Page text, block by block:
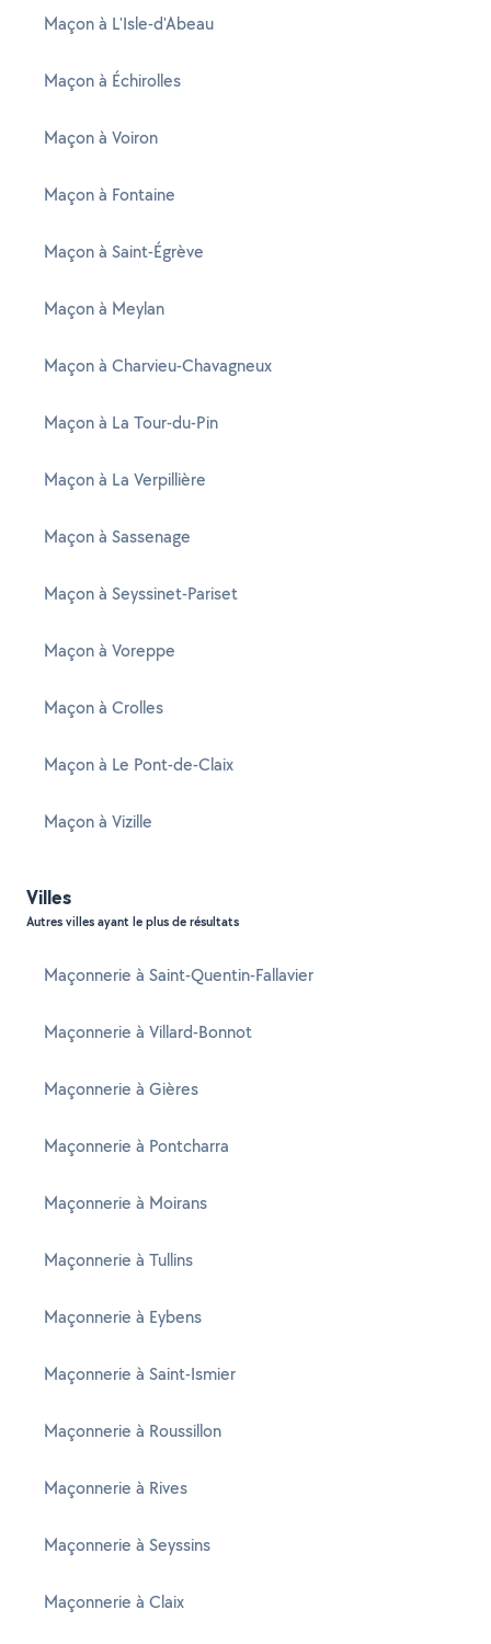
Maçon à L'Isle-d'Abeau
Maçon à Échirolles
Maçon à Voiron
Maçon à Fontaine
Maçon à Saint-Égrève
Maçon à Meylan
Maçon à Charvieu-Chavagneux
Maçon à La Tour-du-Pin
Maçon à La Verpillière
Maçon à Sassenage
Maçon à Seyssinet-Pariset
Maçon à Voreppe
Maçon à Crolles
Maçon à Le Pont-de-Claix
Maçon à Vizille
Villes
Autres villes ayant le plus de résultats
Maçonnerie à Saint-Quentin-Fallavier
Maçonnerie à Villard-Bonnot
Maçonnerie à Gières
Maçonnerie à Pontcharra
Maçonnerie à Moirans
Maçonnerie à Tullins
Maçonnerie à Eybens
Maçonnerie à Saint-Ismier
Maçonnerie à Roussillon
Maçonnerie à Rives
Maçonnerie à Seyssins
Maçonnerie à Claix